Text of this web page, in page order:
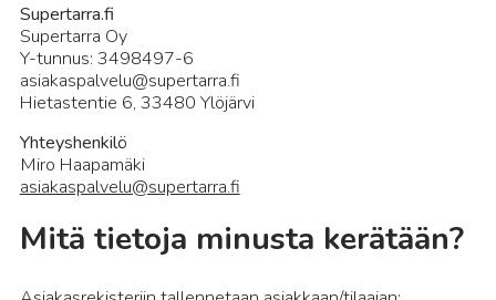
Supertarra.fi
Supertarra Oy
Y-tunnus: 3498497-6
asiakaspalvelu@supertarra.fi
Hietastentie 6, 33480 Ylöjärvi
Yhteyshenkilö
Miro Haapamäki
asiakaspalvelu@supertarra.fi
Mitä tietoja minusta kerätään?